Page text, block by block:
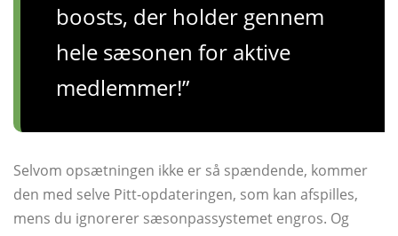
boosts, der holder gennem
hele sæsonen for aktive
medlemmer!”
Selvom opsætningen ikke er så spændende, kommer
den med selve Pitt-opdateringen, som kan afspilles,
mens du ignorerer sæsonpassystemet engros. Og